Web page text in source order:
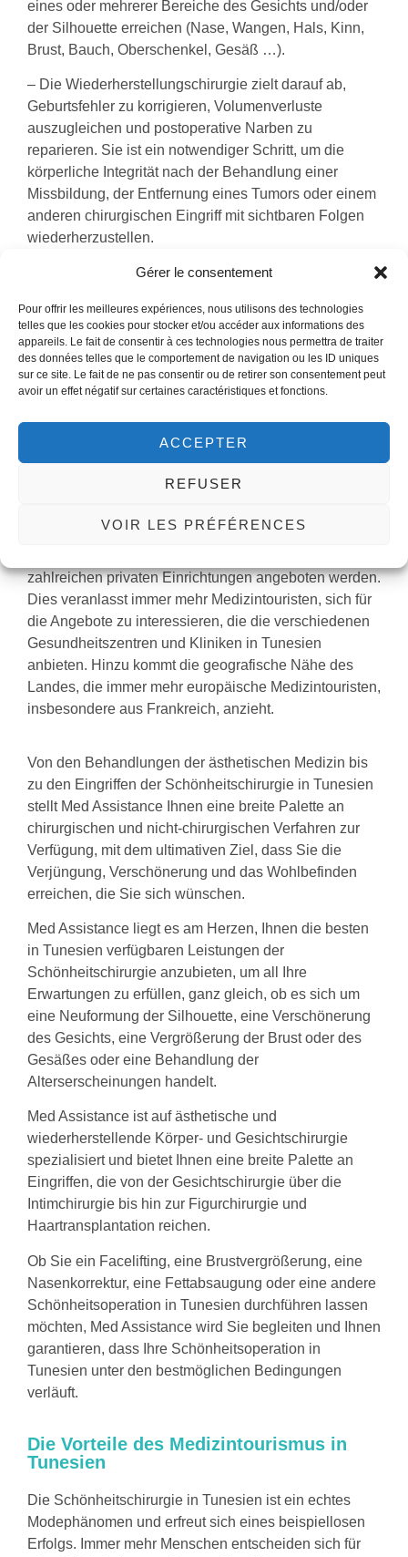
Gérer le consentement
Pour offrir les meilleures expériences, nous utilisons des technologies
telles que les cookies pour stocker et/ou accéder aux informations des
appareils. Le fait de consentir à ces technologies nous permettra de traiter
des données telles que le comportement de navigation ou les ID uniques
sur ce site. Le fait de ne pas consentir ou de retirer son consentement peut
avoir un effet négatif sur certaines caractéristiques et fonctions.
ACCEPTER
REFUSER
VOIR LES PRÉFÉRENCES
eines oder mehrerer Bereiche des Gesichts und/oder
der Silhouette erreichen (Nase, Wangen, Hals, Kinn,
Brust, Bauch, Oberschenkel, Gesäß …).
– Die Wiederherstellungschirurgie zielt darauf ab,
Geburtsfehler zu korrigieren, Volumenverluste
auszugleichen und postoperative Narben zu
reparieren. Sie ist ein notwendiger Schritt, um die
körperliche Integrität nach der Behandlung einer
Missbildung, der Entfernung eines Tumors oder einem
anderen chirurgischen Eingriff mit sichtbaren Folgen
wiederherzustellen.
Ob Sie sich nun aus ästhetischen Gründen oder zur
unterziehen, die Schönheitsoperation in Tunesien
kann Ihren Komfort, Ihr Wohlbefinden und Ihr
Selbstwertgefühl steigern.
Tunesien ist ein Staat in Nordafrika, dessen Wirtschaft
hauptsächlich auf dem Tourismus und der
gelegene Land ist für die Qualität der
zahlreichen privaten Einrichtungen angeboten werden.
Dies veranlasst immer mehr Medizintouristen, sich für
die Angebote zu interessieren, die die verschiedenen
Gesundheitszentren und Kliniken in Tunesien
anbieten. Hinzu kommt die geografische Nähe des
Landes, die immer mehr europäische Medizintouristen,
insbesondere aus Frankreich, anzieht.
Von den Behandlungen der ästhetischen Medizin bis
zu den Eingriffen der Schönheitschirurgie in Tunesien
stellt Med Assistance Ihnen eine breite Palette an
chirurgischen und nicht-chirurgischen Verfahren zur
Verfügung, mit dem ultimativen Ziel, dass Sie die
Verjüngung, Verschönerung und das Wohlbefinden
erreichen, die Sie sich wünschen.
Med Assistance liegt es am Herzen, Ihnen die besten
in Tunesien verfügbaren Leistungen der
Schönheitschirurgie anzubieten, um all Ihre
Erwartungen zu erfüllen, ganz gleich, ob es sich um
eine Neuformung der Silhouette, eine Verschönerung
des Gesichts, eine Vergrößerung der Brust oder des
Gesäßes oder eine Behandlung der
Alterserscheinungen handelt.
Med Assistance ist auf ästhetische und
wiederherstellende Körper- und Gesichtschirurgie
spezialisiert und bietet Ihnen eine breite Palette an
Eingriffen, die von der Gesichtschirurgie über die
Intimchirurgie bis hin zur Figurchirurgie und
Haartransplantation reichen.
Ob Sie ein Facelifting, eine Brustvergrößerung, eine
Nasenkorrektur, eine Fettabsaugung oder eine andere
Schönheitsoperation in Tunesien durchführen lassen
möchten, Med Assistance wird Sie begleiten und Ihnen
garantieren, dass Ihre Schönheitsoperation in
Tunesien unter den bestmöglichen Bedingungen
verläuft.
Die Vorteile des Medizintourismus in
Tunesien
Die Schönheitschirurgie in Tunesien ist ein echtes
Modephänomen und erfreut sich eines beispiellosen
Erfolgs. Immer mehr Menschen entscheiden sich für